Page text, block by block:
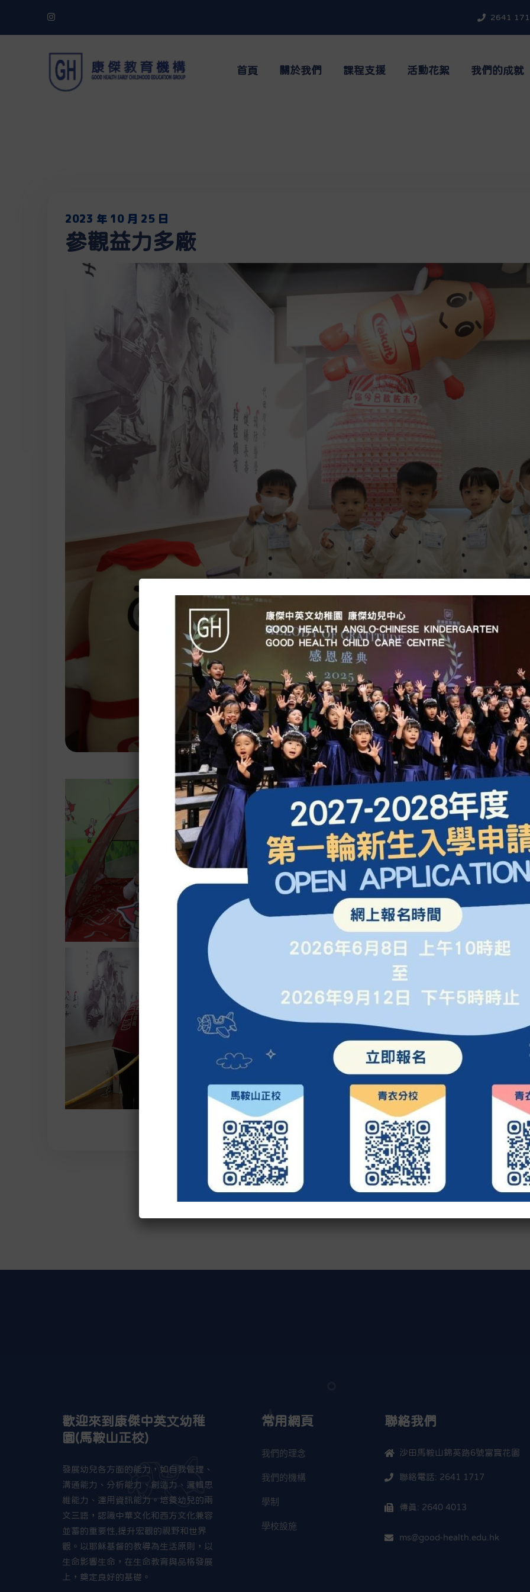
2641
首頁 關於我們 課程支援 活動花絮 我們的成就
2023 年 10 月 25 日
參觀益力多廠
歡迎來到康傑中英文幼稚
園(馬鞍山正校)
發展幼兒各方面的能力，如自我管理、
溝通能力、分析能力、創造力、邏輯思
維能力、運用資訊能力。培養幼兒的兩
文三語，認識中華文化和西方文化兼容
並蓄的重要性,提升宏觀的視野和世界
觀。以耶穌基督的教導為生活原則，以
生命影響生命，在生命教育與品格發展
上，奠定良好的基礎。
常用網頁
我們的理念
我們的機構
學制
學校設施
聯絡我們
沙田馬鞍山錦英路6號富寶花園
聯絡電話: 2641 1717
傳真: 2640 4013
ms@good-health.edu.hk